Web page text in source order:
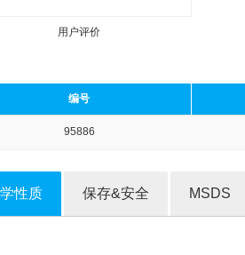
用户评价
编号
95886
性质 保存&安全 MSDS